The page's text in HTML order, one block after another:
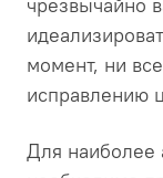
момент, ни
исправлению
Для наиболее